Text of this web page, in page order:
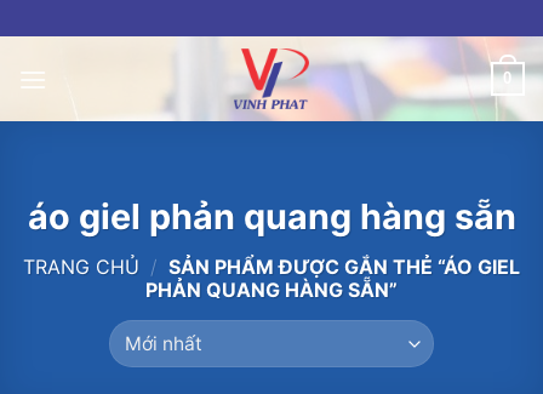
to
content
0
áo giel phản quang hàng sẵn
TRANG CHỦ / SẢN PHẨM ĐƯỢC GẮN THẺ “ÁO GIEL
PHẢN QUANG HÀNG SẴN”